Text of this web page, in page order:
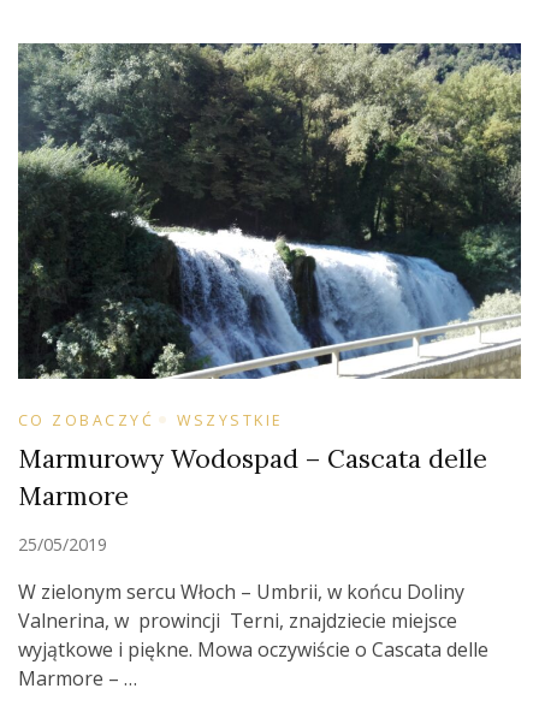
CO ZOBACZYĆ WSZYSTKIE
Marmurowy Wodospad – Cascata delle
Marmore
25/05/2019
W zielonym sercu Włoch – Umbrii, w końcu Doliny
Valnerina, w prowincji Terni, znajdziecie miejsce
wyjątkowe i piękne. Mowa oczywiście o Cascata delle
Marmore – …